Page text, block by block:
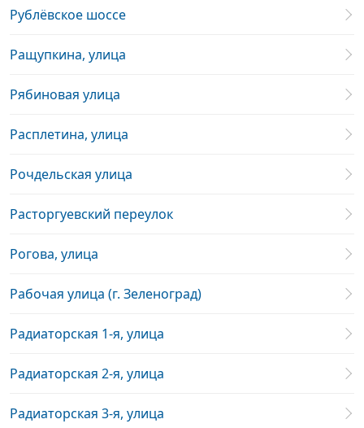
Рублёвское шоссе
Ращупкина, улица
Рябиновая улица
Расплетина, улица
Рочдельская улица
Расторгуевский переулок
Рогова, улица
Рабочая улица (г. Зеленоград)
Радиаторская 1-я, улица
Радиаторская 2-я, улица
Радиаторская 3-я, улица